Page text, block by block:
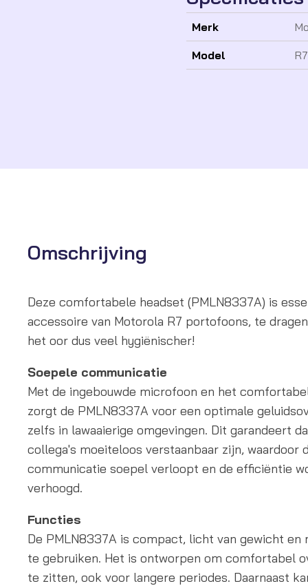
Merk
Model R7
Omschrijving
Deze comfortabele headset (PMLN8337A) is
accessoire van Motorola R7 portofoons, te
het oor dus veel hygiënischer!
Soepele communicatie
Met de ingebouwde microfoon en het
zorgt de PMLN8337A voor een optimale
zelfs in lawaaierige omgevingen. Dit garandeert
collega's moeiteloos verstaanbaar zijn, waardoor
communicatie soepel verloopt en de efficiëntie
verhoogd.
Functies
De PMLN8337A is compact, licht van gewicht en
te gebruiken. Het is ontworpen om comfortabel
te zitten, ook voor langere periodes. Daarnaast